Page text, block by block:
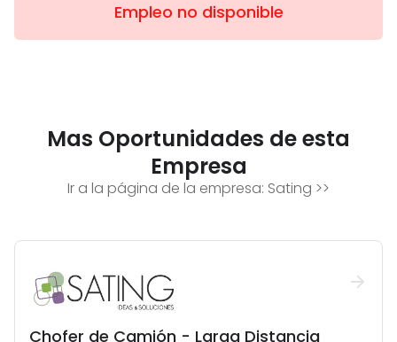
Empleo no disponible
Mas Oportunidades de esta
Empresa
Ir a la página de la empresa: Sating >>
Chofer de Camión - Larga Distancia